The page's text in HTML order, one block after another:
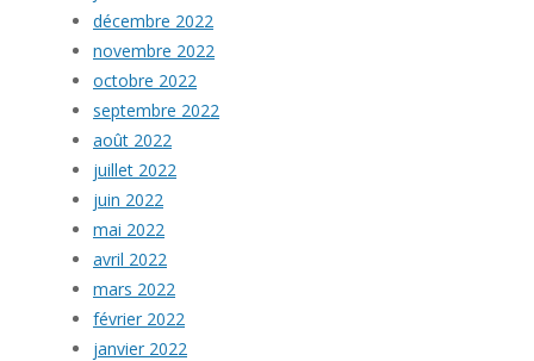
décembre 2022
novembre 2022
octobre 2022
septembre 2022
août 2022
juillet 2022
juin 2022
mai 2022
avril 2022
mars 2022
février 2022
janvier 2022